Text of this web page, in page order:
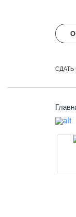
СДАТЬ